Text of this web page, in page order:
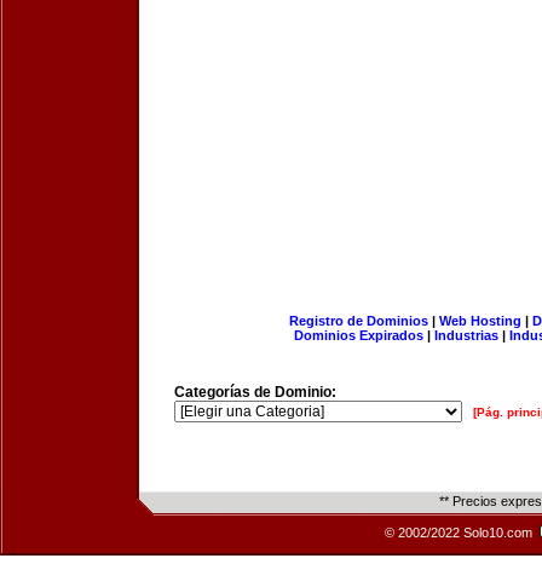
Registro de Dominios| Web Hosting |
Dominios Expirados | Industrias |
Categorías de Dominio:
[Pág.
** Precios
© 2002/2022 Solo10.com